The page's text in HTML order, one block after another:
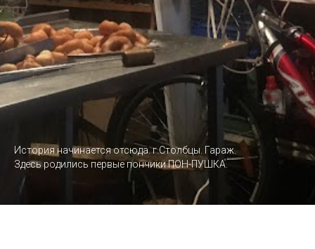
История начинается отсюда. г.Столбцы. Гараж.
Здесь родились первые пончики ПОН-ПУШКА.